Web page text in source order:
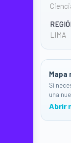
LIMA
Mapa
Si
una
Abrir